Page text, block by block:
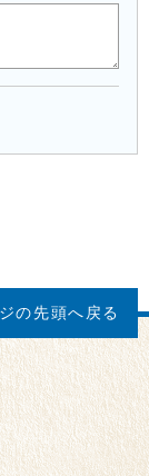
の先頭へ戻る